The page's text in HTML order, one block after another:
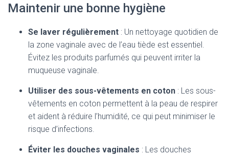
Maintenir une bonne hygiène
Se laver régulièrement : Un nettoyage quotidien de
la zone vaginale avec de l’eau tiède est essentiel.
Évitez les produits parfumés qui peuvent irriter la
muqueuse vaginale.
Utiliser des sous-vêtements en coton : Les sous-
vêtements en coton permettent à la peau de respirer
et aident à réduire l’humidité, ce qui peut minimiser le
risque d’infections.
Éviter les douches vaginales : Les douches